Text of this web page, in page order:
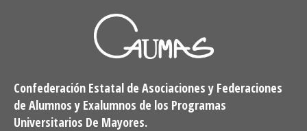
Confederación Estatal de Asociaciones y Federaciones
de Alumnos y Exalumnos de los Programas
Universitarios De Mayores.